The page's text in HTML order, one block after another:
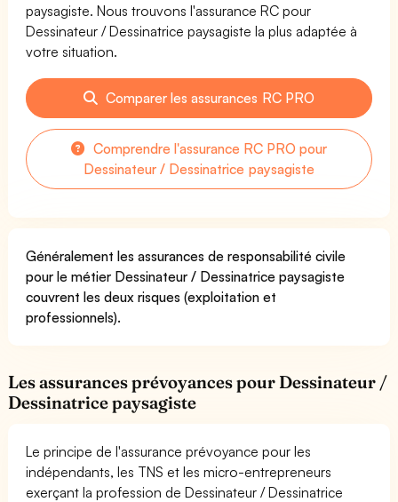
paysagiste. Nous trouvons l'assurance RC pour
Dessinateur / Dessinatrice paysagiste la plus adaptée à
votre situation.
Comparer les assurances RC PRO
Comprendre l'assurance RC PRO pour
Dessinateur / Dessinatrice paysagiste
Généralement les assurances de responsabilité civile
pour le métier Dessinateur / Dessinatrice paysagiste
couvrent les deux risques (exploitation et
professionnels).
Les assurances prévoyances pour Dessinateur /
Dessinatrice paysagiste
Le principe de l'assurance prévoyance pour les
indépendants, les TNS et les micro-entrepreneurs
exerçant la profession de Dessinateur / Dessinatrice